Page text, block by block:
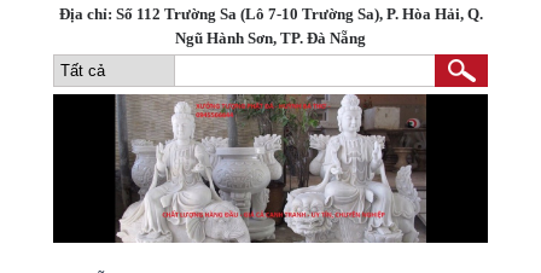
Địa chỉ: Số 112 Trường Sa (Lô 7-10 Trường Sa), P. Hòa Hải, Q.
Ngũ Hành Sơn, TP. Đà Nẵng